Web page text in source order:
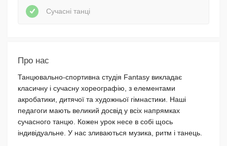
Сучасні танці
Про нас
Танцювально-спортивна студія Fantasy викладає
класичну і сучасну хореографію, з елементами
акробатики, дитячої та художньої гімнастики. Наші
педагоги мають великий досвід у всіх напрямках
сучасного танцю. Кожен урок несе в собі щось
індивідуальне. У нас зливаються музика, ритм і танець.